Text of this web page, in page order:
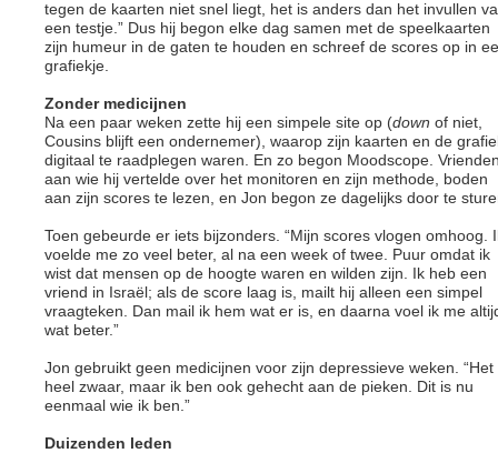
tegen de kaarten niet snel liegt, het is anders dan het invullen
een testje.” Dus hij begon elke dag samen met de speelkaarten
zijn humeur in de gaten te houden en schreef de scores op in
grafiekje.
Zonder medicijnen
Na een paar weken zette hij een simpele site op (down of niet,
Cousins blijft een ondernemer), waarop zijn kaarten en de
digitaal te raadplegen waren. En zo begon Moodscope.
aan wie hij vertelde over het monitoren en zijn methode, boden
aan zijn scores te lezen, en Jon begon ze dagelijks door te
Toen gebeurde er iets bijzonders. “Mijn scores vlogen omhoog.
voelde me zo veel beter, al na een week of twee. Puur omdat ik
wist dat mensen op de hoogte waren en wilden zijn. Ik heb een
vriend in Israël; als de score laag is, mailt hij alleen een simpel
vraagteken. Dan mail ik hem wat er is, en daarna voel ik me
wat beter.”
Jon gebruikt geen medicijnen voor zijn depressieve weken. “Het
heel zwaar, maar ik ben ook gehecht aan de pieken. Dit is nu
eenmaal wie ik ben.”
Duizenden leden